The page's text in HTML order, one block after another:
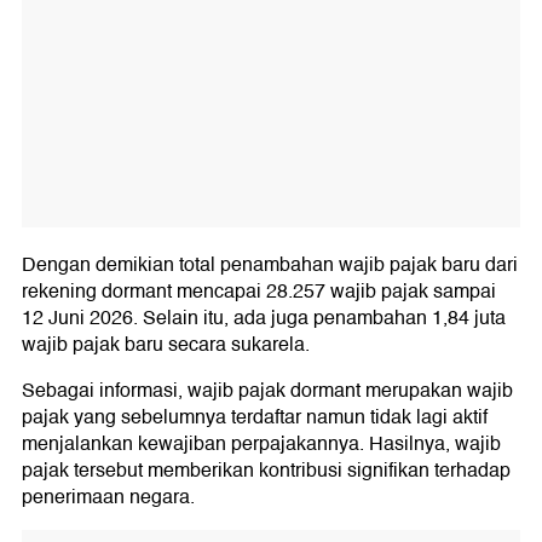
Dengan demikian total penambahan wajib pajak baru dari
rekening dormant mencapai 28.257 wajib pajak sampai
12 Juni 2026. Selain itu, ada juga penambahan 1,84 juta
wajib pajak baru secara sukarela.
Sebagai informasi, wajib pajak dormant merupakan wajib
pajak yang sebelumnya terdaftar namun tidak lagi aktif
menjalankan kewajiban perpajakannya. Hasilnya, wajib
pajak tersebut memberikan kontribusi signifikan terhadap
penerimaan negara.